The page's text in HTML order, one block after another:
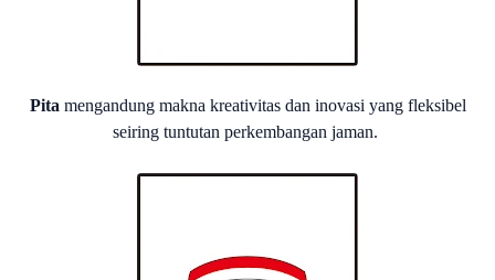
Pita mengandung makna kreativitas dan inovasi yang fleksibel
seiring tuntutan perkembangan jaman.